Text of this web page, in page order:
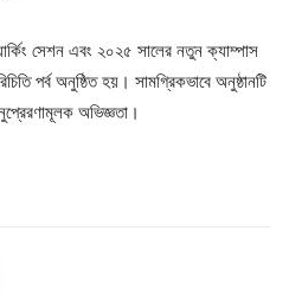
সেশন এবং ২০২৫ সালের নতুন ক্যাম্পাস
পর্ব অনুষ্ঠিত হয়। সামগ্রিকভাবে অনুষ্ঠানটি
অভিজ্ঞতা।